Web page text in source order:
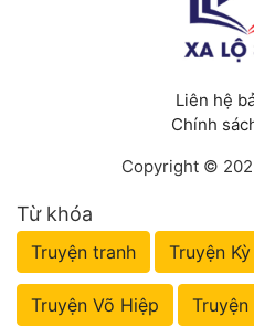
Liên hệ
Chính
Copyright ©
Từ khóa
Truyện tranh Truyện
Truyện Võ Hiệp